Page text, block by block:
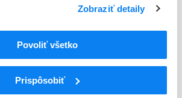
Zobraziť detaily
Povoliť všetko
Prispôsobiť
TRAKT A METABOLIZMUS
DOPLNKY